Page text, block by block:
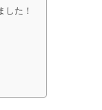
した！